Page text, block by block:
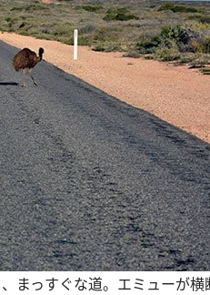
まっすぐな道。エミューが横